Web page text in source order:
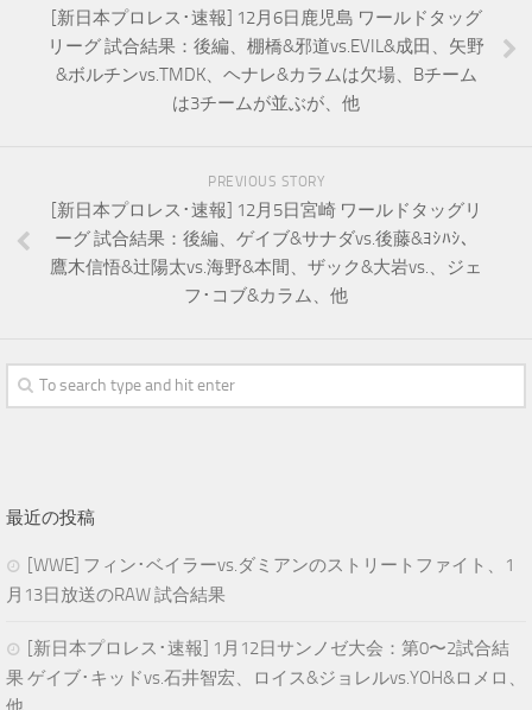
[新日本プロレス･速報] 12月6日鹿児島 ワールドタッグ
リーグ 試合結果：後編、棚橋&邪道vs.EVIL&成田、矢野
&ボルチンvs.TMDK、ヘナレ&カラムは欠場、Bチーム
は3チームが並ぶが、他
PREVIOUS STORY
[新日本プロレス･速報] 12月5日宮崎 ワールドタッグリ
ーグ 試合結果：後編、ゲイブ&サナダvs.後藤&ﾖｼﾊｼ、
鷹木信悟&辻陽太vs.海野&本間、ザック&大岩vs.、ジェ
フ･コブ&カラム、他
最近の投稿
[WWE] フィン･ベイラーvs.ダミアンのストリートファイト、1
月13日放送のRAW 試合結果
[新日本プロレス･速報] 1月12日サンノゼ大会：第0〜2試合結
果 ゲイブ･キッドvs.石井智宏、ロイス&ジョレルvs.YOH&ロメロ、